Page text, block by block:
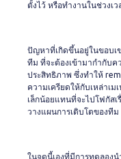
ตั้งไว้ หรือทำงานในช่วงเ
ปัญหาที่เกิดขึ้นอยู่ในขอบเ
ทีม ที่จะต้องเข้ามากำกับ
ประสิทธิภาพ ซึ่งทำให้
ความเครียดให้กับเหล่าเม
เล็กน้อยแทนที่จะไปโฟกัสเ
วางแผนการเติบโตของทีม
ในจุดนี้เองที่มีการทดลองน